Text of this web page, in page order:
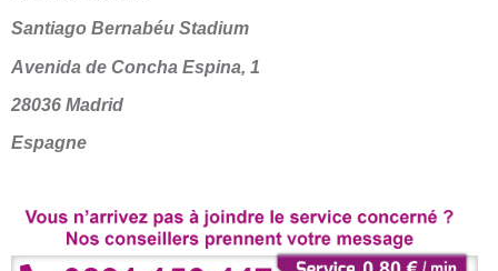
Santiago Bernabéu Stadium
Avenida de Concha Espina, 1
28036 Madrid
Espagne